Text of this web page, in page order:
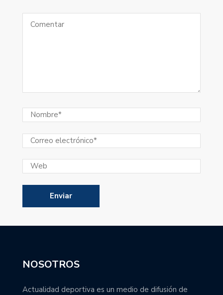
NOSOTROS
Actualidad deportiva es un medio de difusión de